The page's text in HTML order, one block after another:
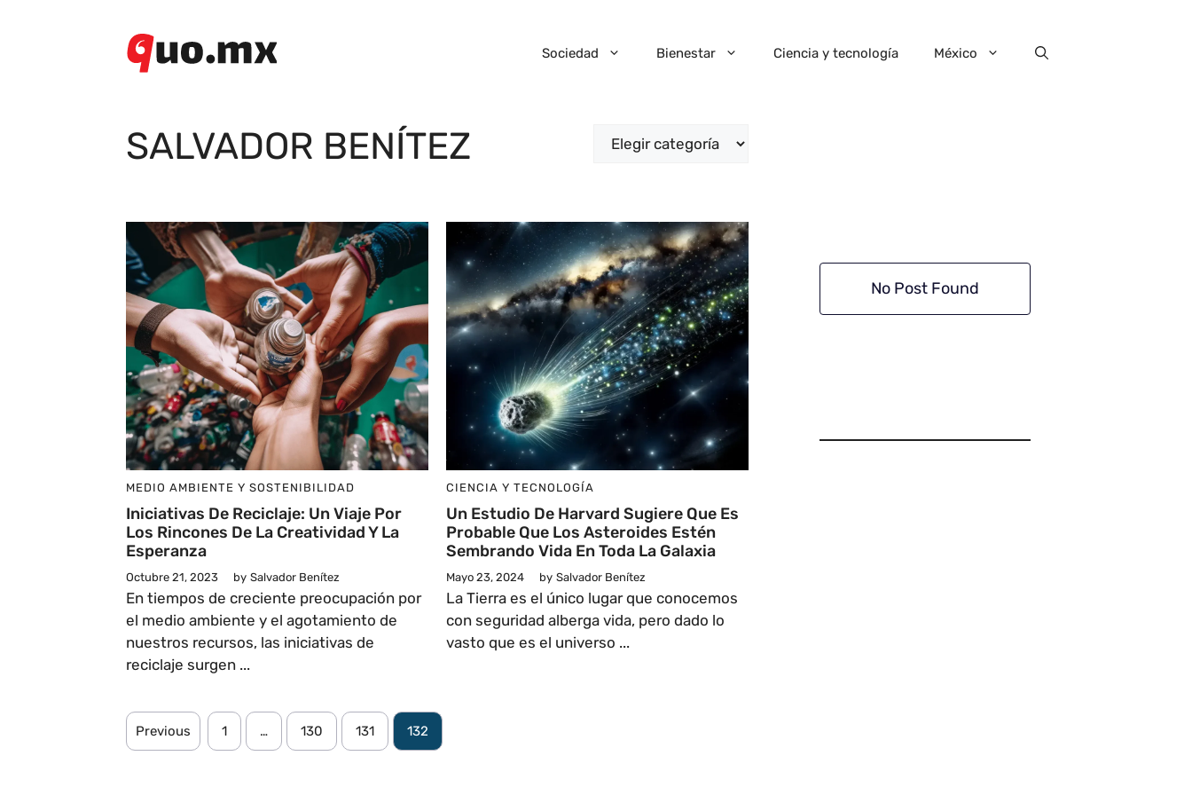
Sociedad Bienestar Ciencia y tecnología México
SALVADOR BENÍTEZ Categorías
MEDIO AMBIENTE Y SOSTENIBILIDAD
Iniciativas De Reciclaje: Un Viaje Por
Los Rincones De La Creatividad Y La
Esperanza
Octubre 21, 2023 by Salvador Benítez
En tiempos de creciente preocupación por
el medio ambiente y el agotamiento de
nuestros recursos, las iniciativas de
reciclaje surgen ...
CIENCIA Y TECNOLOGÍA
Un Estudio De Harvard Sugiere Que Es
Probable Que Los Asteroides Estén
Sembrando Vida En Toda La Galaxia
Mayo 23, 2024 by Salvador Benítez
La Tierra es el único lugar que conocemos
con seguridad alberga vida, pero dado lo
vasto que es el universo ...
Previous 1 … 130 131 132
No Post Found